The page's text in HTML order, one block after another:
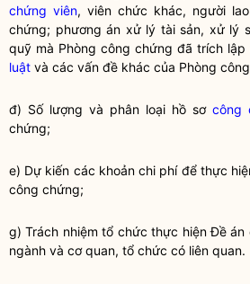
chứng viên, viên chức khác, người
chứng; phương án xử lý tài sản, xử lý
quỹ mà Phòng công chứng đã trích
luật và các vấn đề khác của Phòng
đ) Số lượng và phân loại hồ sơ công
chứng;
e) Dự kiến các khoản chi phí để thực
công chứng;
g) Trách nhiệm tổ chức thực hiện Đề án
ngành và cơ quan, tổ chức có liên quan.